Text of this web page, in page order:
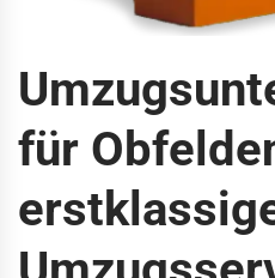
für